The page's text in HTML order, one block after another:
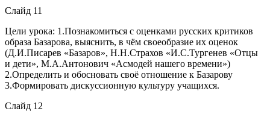
Слайд 11
Цели урока: 1.Познакомиться с оценками русских критиков
образа Базарова, выяснить, в чём своеобразие их оценок
(Д.И.Писарев «Базаров», Н.Н.Страхов «И.С.Тургенев «Отцы
и дети», М.А.Антонович «Асмодей нашего времени»)
2.Определить и обосновать своё отношение к Базарову
3.Формировать дискуссионную культуру учащихся.
Слайд 12